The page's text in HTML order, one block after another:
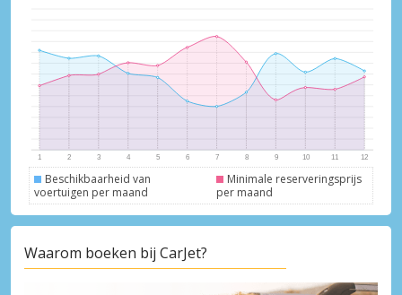
Inloggen met eLink
Beschikbaarheid van
voertuigen per maand
Minimale reserveringsprijs
per maand
Waarom boeken bij CarJet?